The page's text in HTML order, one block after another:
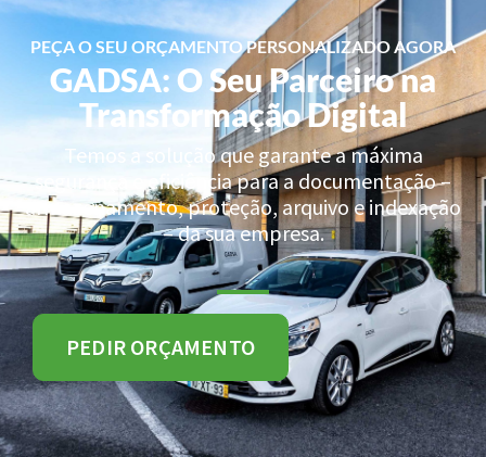
PEÇA O SEU ORÇAMENTO PERSONALIZADO AGORA
GADSA: O Seu Parceiro na
Transformação Digital
Temos a solução que garante a máxima
segurança e eficiência para a documentação –
armazenamento, proteção, arquivo e indexação
– da sua empresa.
PEDIR ORÇAMENTO